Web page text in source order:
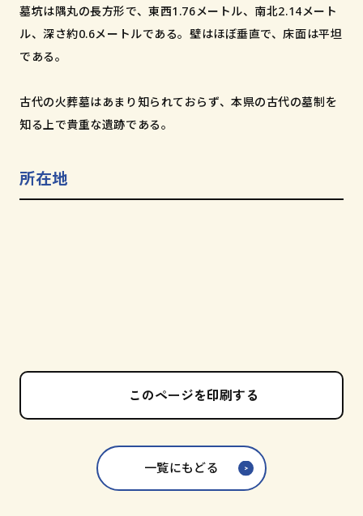
墓坑は隅丸の長方形で、東西1.76メートル、南北2.14メート
ル、深さ約0.6メートルである。壁はほぼ垂直で、床面は平坦
である。
古代の火葬墓はあまり知られておらず、本県の古代の墓制を
知る上で貴重な遺跡である。
所在地
このページを印刷する
一覧にもどる